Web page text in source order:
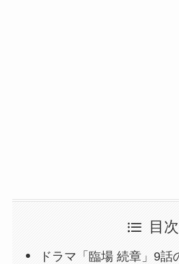
目次
ドラマ「臨場 続章」9話